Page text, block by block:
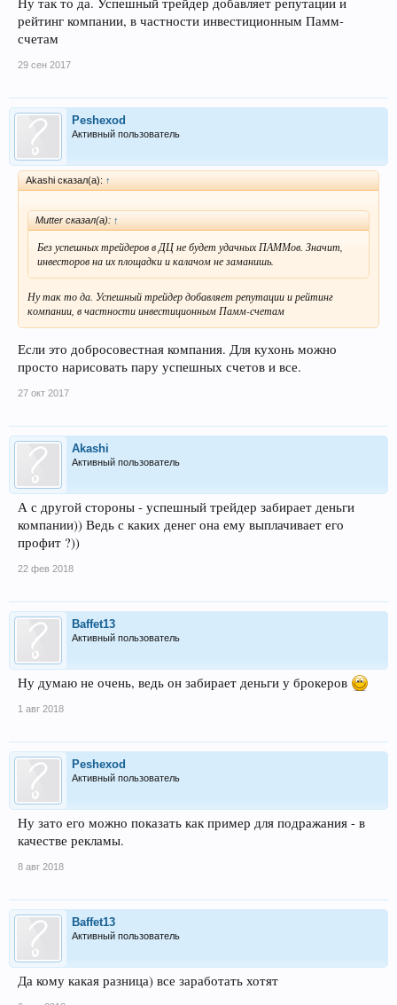
рейтинг компании, в частности инвестиционным Памм-
счетам
29 сен 2017
Peshexod
Активный пользователь
Akashi сказал(а): ↑
Mutter сказал(а): ↑
Без успешных трейдеров в ДЦ не будет удачных ПАММов. Значит,
инвесторов на их площадки и калачом не заманишь.
Ну так то да. Успешный трейдер добавляет репутации и рейтинг
компании, в частности инвестиционным Памм-счетам
Если это добросовестная компания. Для кухонь можно
просто нарисовать пару успешных счетов и все.
27 окт 2017
Akashi
Активный пользователь
А с другой стороны - успешный трейдер забирает деньги
компании)) Ведь с каких денег она ему выплачивает его
профит ?))
22 фев 2018
Baffet13
Активный пользователь
Ну думаю не очень, ведь он забирает деньги у брокеров
1 авг 2018
Peshexod
Активный пользователь
Ну зато его можно показать как пример для подражания - в
качестве рекламы.
8 авг 2018
Baffet13
Активный пользователь
Да кому какая разница) все заработать хотят